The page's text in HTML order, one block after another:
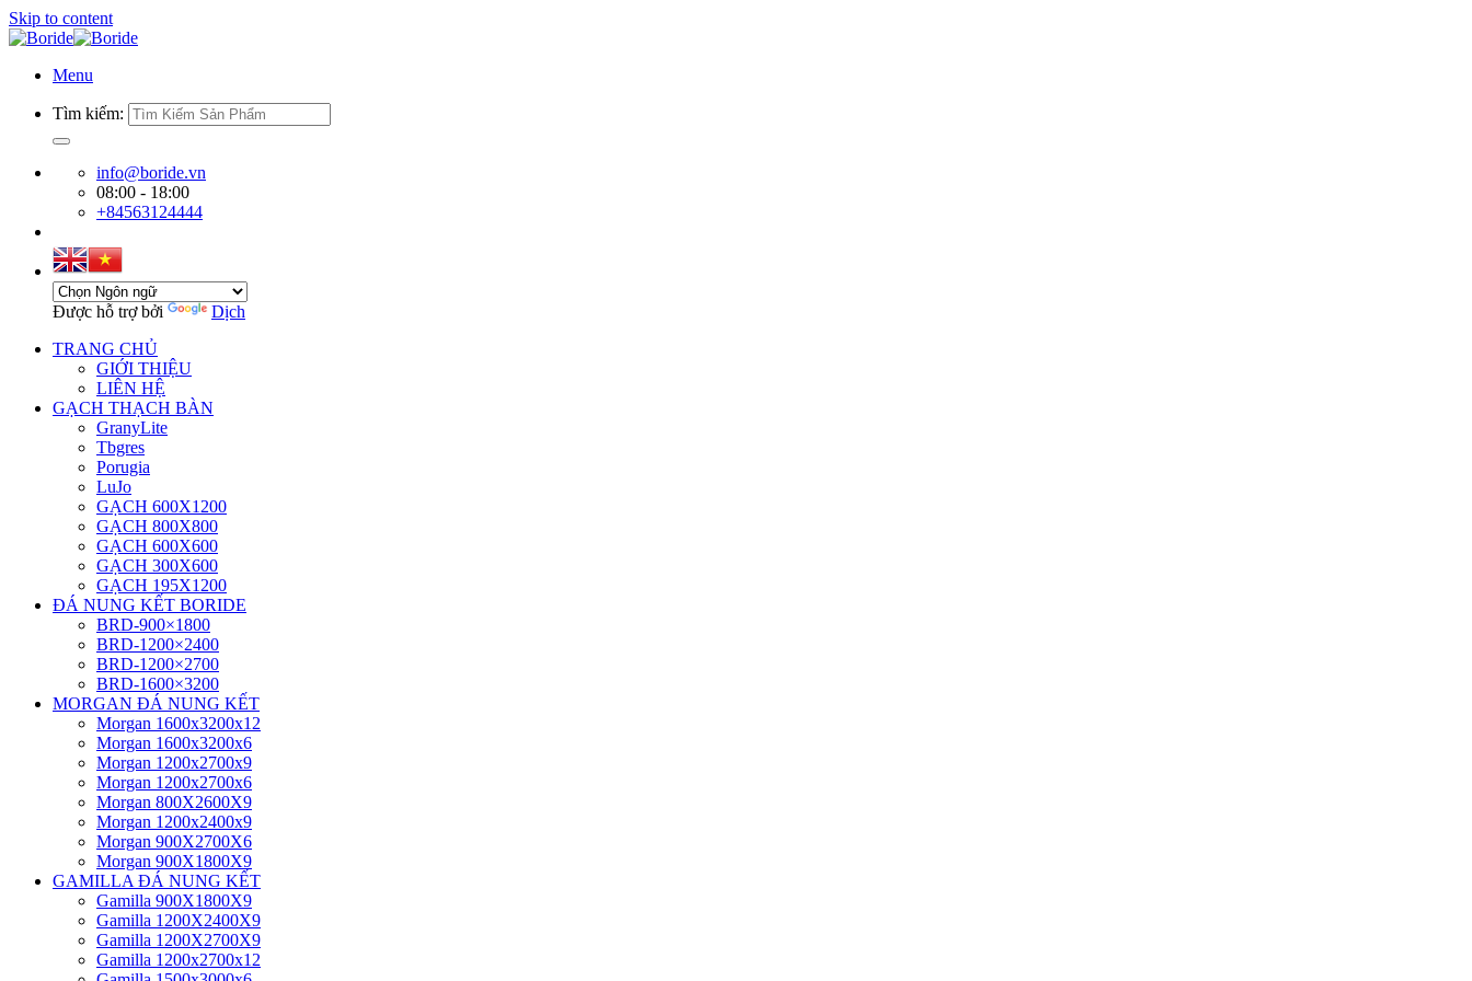
Skip to content
Menu
Tìm kiếm:
info@boride.vn
08:00 - 18:00
+84563124444
Được hỗ trợ bởi
Dịch
TRANG CHỦ
GIỚI THIỆU
LIÊN HỆ
GẠCH THẠCH BÀN
GranyLite
Tbgres
Porugia
LuJo
GẠCH 600X1200
GẠCH 800X800
GẠCH 600X600
GẠCH 300X600
GẠCH 195X1200
ĐÁ NUNG KẾT BORIDE
BRD-900×1800
BRD-1200×2400
BRD-1200×2700
BRD-1600×3200
MORGAN ĐÁ NUNG KẾT
Morgan 1600x3200x12
Morgan 1600x3200x6
Morgan 1200x2700x9
Morgan 1200x2700x6
Morgan 800X2600X9
Morgan 1200x2400x9
Morgan 900X2700X6
Morgan 900X1800X9
GAMILLA ĐÁ NUNG KẾT
Gamilla 900X1800X9
Gamilla 1200X2400X9
Gamilla 1200X2700X9
Gamilla 1200x2700x12